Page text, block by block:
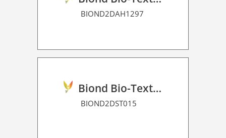
BIOND2DAH1297
Biond Bio-Texture Decor Film 2D P HT
BIOND2DST015